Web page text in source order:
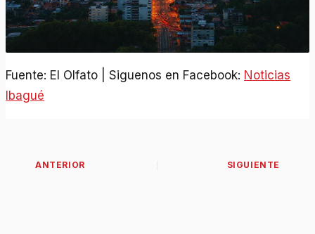
Fuente: El Olfato | Siguenos en Facebook: Noticias
Ibagué